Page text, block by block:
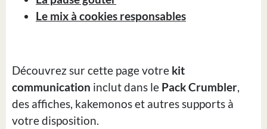
Le mix à cookies responsables
Découvrez sur cette page votre kit
communication inclut dans le Pack Crumbler,
des affiches, kakemonos et autres supports à
votre disposition.